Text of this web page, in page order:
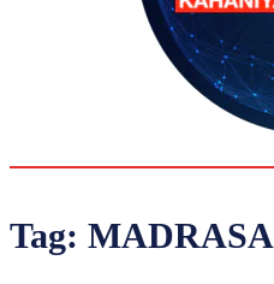
Tag: MADRASA